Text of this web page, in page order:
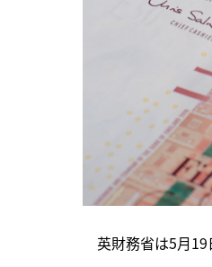
英財務省は5月19